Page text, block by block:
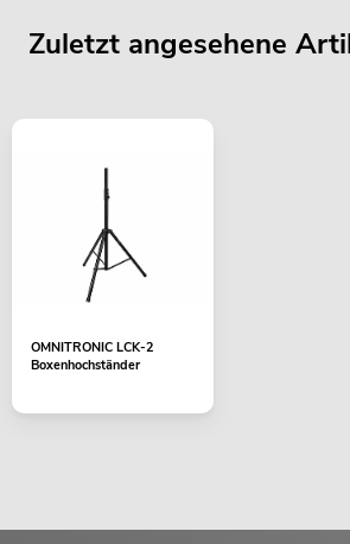
Zuletzt angesehene
OMNITRONIC LCK-2
Boxenhochständer